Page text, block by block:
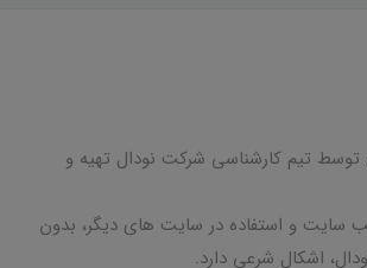
تیم کارشناسی شرکت نودال تهیه و
سایت و استفاده در سایت های دیگر، بدون
اشکال شرعی دارد.